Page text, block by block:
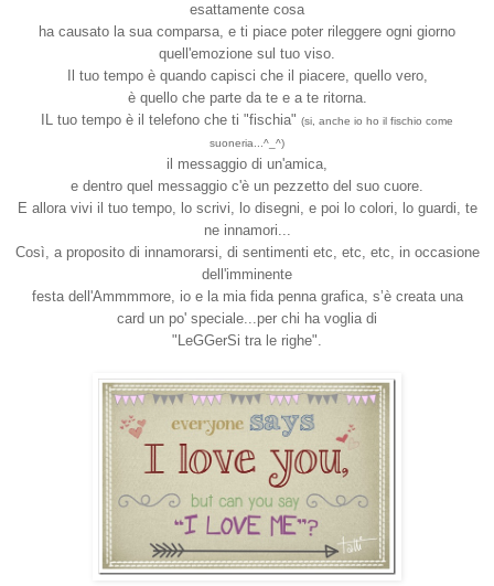
esattamente cosa
ha causato la sua comparsa, e ti piace poter rileggere ogni giorno
quell'emozione sul tuo viso.
Il tuo tempo è quando capisci che il piacere, quello vero,
è quello che parte da te e a te ritorna.
IL tuo tempo è il telefono che ti "fischia" (si, anche io ho il fischio come
suoneria...^_^)
il messaggio di un'amica,
e dentro quel messaggio c'è un pezzetto del suo cuore.
E allora vivi il tuo tempo, lo scrivi, lo disegni, e poi lo colori, lo guardi, te
ne innamori...
Così, a proposito di innamorarsi, di sentimenti etc, etc, etc, in occasione
dell'imminente
festa dell'Ammmmore, io e la mia fida penna grafica, s’è creata una
card un po' speciale...per chi ha voglia di
"LeGGerSi tra le righe".